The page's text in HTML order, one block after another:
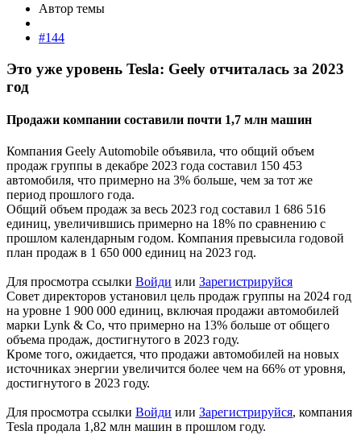
Автор темы
#144
Это уже уровень Tesla: Geely отчиталась за 2023
год​
Продажи компании составили почти 1,7 млн машин​
Компания Geely Automobile объявила, что общий объем
продаж группы в декабре 2023 года составил 150 453
автомобиля, что примерно на 3% больше, чем за тот же
период прошлого года.
Общий объем продаж за весь 2023 год составил 1 686 516
единиц, увеличившись примерно на 18% по сравнению с
прошлом календарным годом. Компания превысила годовой
план продаж в 1 650 000 единиц на 2023 год.
Для просмотра ссылки Войди или Зарегистрируйся
Совет директоров установил цель продаж группы на 2024 год
на уровне 1 900 000 единиц, включая продажи автомобилей
марки Lynk & Co, что примерно на 13% больше от общего
объема продаж, достигнутого в 2023 году.
Кроме того, ожидается, что продажи автомобилей на новых
источниках энергии увеличится более чем на 66% от уровня,
достигнутого в 2023 году.
Для просмотра ссылки Войди или Зарегистрируйся, компания
Tesla продала 1,82 млн машин в прошлом году.